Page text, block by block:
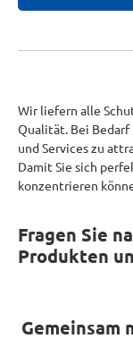
Wir liefern alle
Qualität. Bei
und Services zu
Damit Sie sich
konzentrieren
Fragen Sie
Produkten
Gemeinsam